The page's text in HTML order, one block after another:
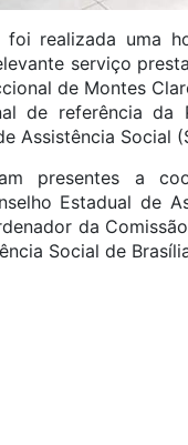
realizada uma
serviço
de Montes
de referência
Assistência Social
presentes a
Estadual de
da
Social de